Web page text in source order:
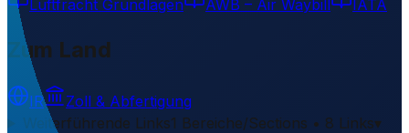
Luftfracht Grundlagen AWB – Air Waybill IATA
Zum Land
IR
Zoll & Abfertigung
Weiterführende Links1 Bereiche/Sections • 8 Links▾